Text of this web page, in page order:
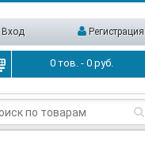
Вход Регистрация
0 тов. -0 руб.